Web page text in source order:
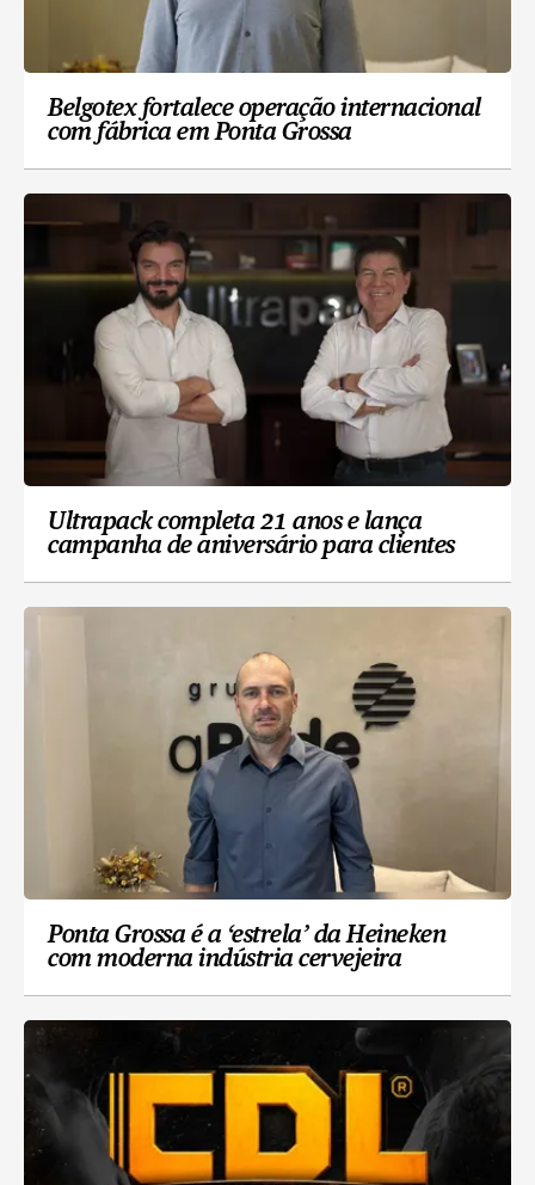
Belgotex fortalece operação internacional
com fábrica em Ponta Grossa
Ultrapack completa 21 anos e lança
campanha de aniversário para clientes
Ponta Grossa é a ‘estrela’ da Heineken
com moderna indústria cervejeira